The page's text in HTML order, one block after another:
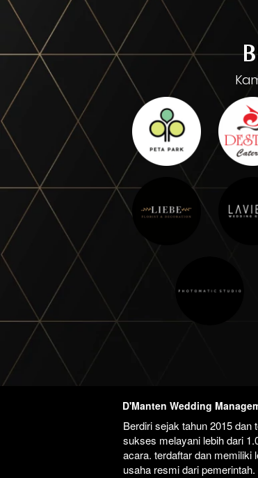
D'Manten Wedding
Berdiri sejak tahun 2015 dan
sukses melayani lebih dari
acara. terdaftar dan memiliki
usaha resmi dari pemerintah.